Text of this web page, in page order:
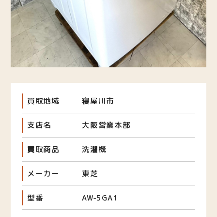
買取地域 寝屋川市
支店名 大阪営業本部
買取商品 洗濯機
メーカー 東芝
型番 AW-5GA1